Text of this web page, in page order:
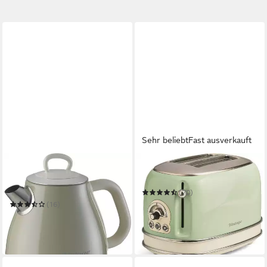
Wasserkocher 2868CR
Vintage 1 L beige
(16)
ab 44,90 € 69,95 €
-36%
Sehr beliebtFast ausverkauft
ARIETE
Toaster Vintage
(70)
ab 50,08 €
-37%
in 2-3 Werktagen bei dir